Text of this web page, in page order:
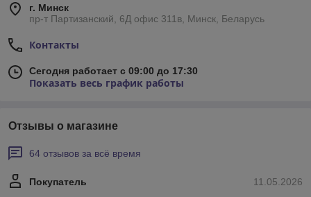
г. Минск
пр-т Партизанский, 6Д офис 311в, Минск, Беларусь
Контакты
Сегодня работает с 09:00 до 17:30
Показать весь график работы
Отзывы о магазине
64 отзывов за всё время
11.05.2026
Покупатель